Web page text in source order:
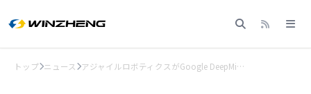
トップ ニュース アジャイルロボティクスがGoogle DeepMi…